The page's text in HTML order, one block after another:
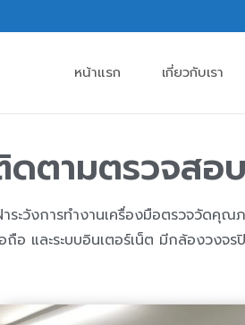
หน้าแรก เกี่ยวกับเรา
ตามตรวจสอบ
งการทำงานเครื่องมือตรวจวัดคุณ
อ และระบบอินเตอร์เน็ต มีกล้องวง